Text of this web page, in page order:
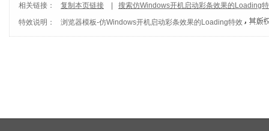
相关链接： 复制本页链接
搜索仿Windows开机启动彩条效果的Loading
特效说明：
浏览器模板-仿Windows开机启动彩条效果的Loading特效